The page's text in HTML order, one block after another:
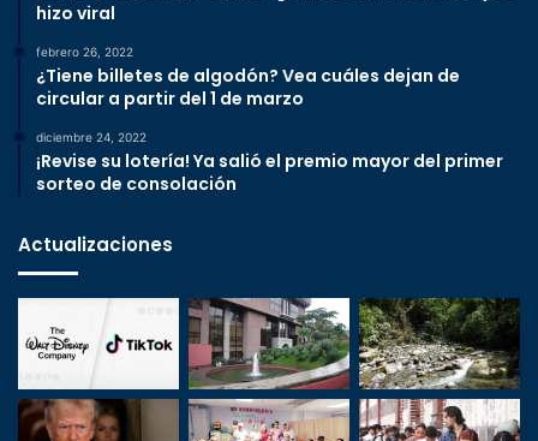
hizo viral
febrero 26, 2022
¿Tiene billetes de algodón? Vea cuáles dejan de
circular a partir del 1 de marzo
diciembre 24, 2022
¡Revise su lotería! Ya salió el premio mayor del primer
sorteo de consolación
Actualizaciones